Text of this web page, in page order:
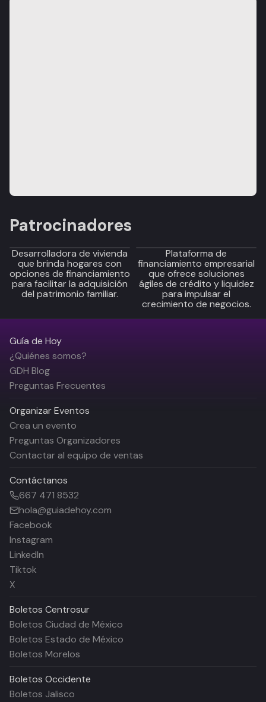
Patrocinadores
Desarrolladora de vivienda
que brinda hogares con
opciones de financiamiento
para facilitar la adquisición
del patrimonio familiar.
Plataforma de
financiamiento empresarial
que ofrece soluciones
ágiles de crédito y liquidez
para impulsar el
crecimiento de negocios.
Guía de Hoy
¿Quiénes somos?
GDH Blog
Preguntas Frecuentes
Organizar Eventos
Crea un evento
Preguntas Organizadores
Contactar al equipo de ventas
Contáctanos
667 471 8532
hola@guiadehoy.com
Facebook
Instagram
LinkedIn
Tiktok
X
Boletos Centrosur
Boletos Ciudad de México
Boletos Estado de México
Boletos Morelos
Boletos Occidente
Boletos Jalisco